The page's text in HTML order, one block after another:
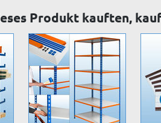
Produkt kauften,